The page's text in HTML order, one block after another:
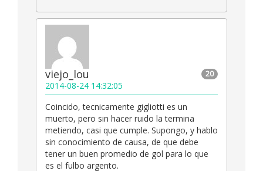
20
viejo_lou
2014-08-24 14:32:05
Coincido, tecnicamente gigliotti es un
muerto, pero sin hacer ruido la termina
metiendo, casi que cumple. Supongo, y hablo
sin conocimiento de causa, de que debe
tener un buen promedio de gol para lo que
es el fulbo argento.